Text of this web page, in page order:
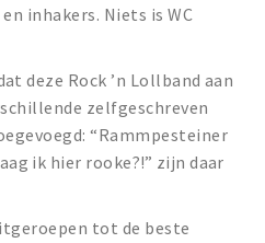
inhakers. Niets is WC
deze Rock ’n Lollband aan
zelfgeschreven
“Rammpesteiner
ik hier rooke?!” zijn daar
tot de beste